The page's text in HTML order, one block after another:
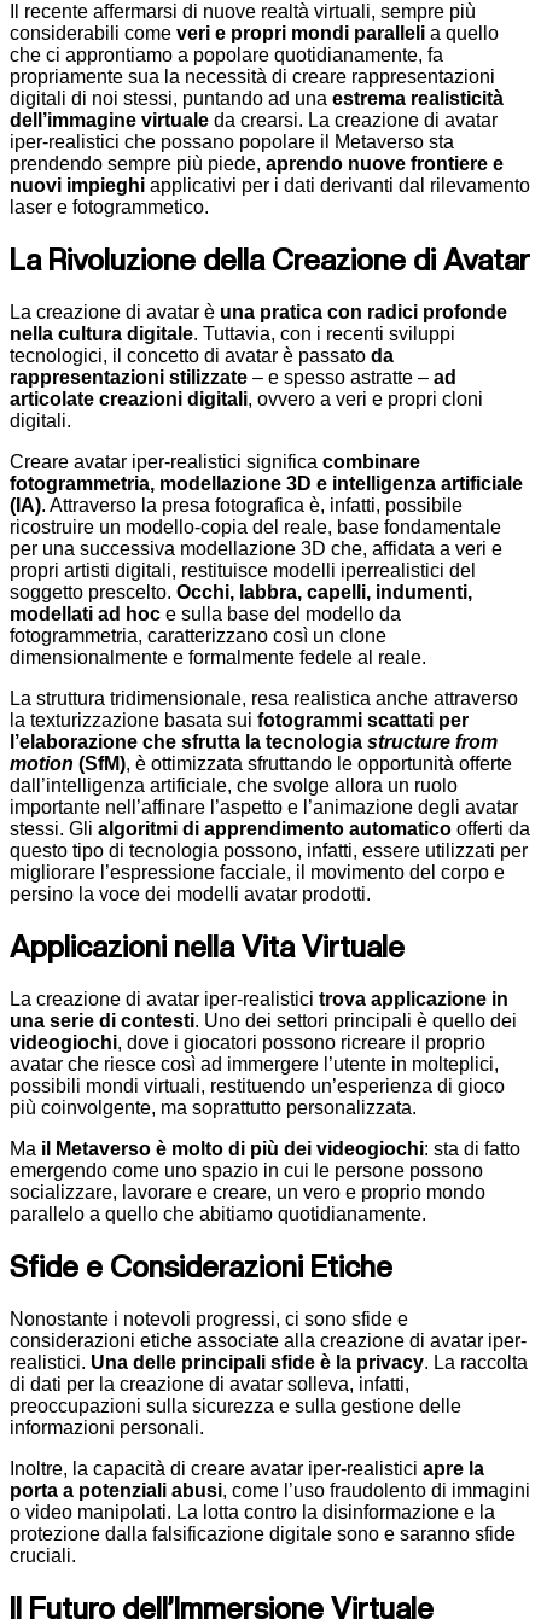
Il recente affermarsi di nuove realtà virtuali, sempre più
considerabili come veri e propri mondi paralleli a quello
che ci approntiamo a popolare quotidianamente, fa
propriamente sua la necessità di creare rappresentazioni
digitali di noi stessi, puntando ad una estrema realisticità
dell’immagine virtuale da crearsi. La creazione di avatar
iper-realistici che possano popolare il Metaverso sta
prendendo sempre più piede, aprendo nuove frontiere e
nuovi impieghi applicativi per i dati derivanti dal rilevamento
laser e fotogrammetico.
La Rivoluzione della Creazione di Avatar
La creazione di avatar è una pratica con radici profonde
nella cultura digitale. Tuttavia, con i recenti sviluppi
tecnologici, il concetto di avatar è passato da
rappresentazioni stilizzate – e spesso astratte – ad
articolate creazioni digitali, ovvero a veri e propri cloni
digitali.
Creare avatar iper-realistici significa combinare
fotogrammetria, modellazione 3D e intelligenza artificiale
(IA). Attraverso la presa fotografica è, infatti, possibile
ricostruire un modello-copia del reale, base fondamentale
per una successiva modellazione 3D che, affidata a veri e
propri artisti digitali, restituisce modelli iperrealistici del
soggetto prescelto. Occhi, labbra, capelli, indumenti,
modellati ad hoc e sulla base del modello da
fotogrammetria, caratterizzano così un clone
dimensionalmente e formalmente fedele al reale.
La struttura tridimensionale, resa realistica anche attraverso
la texturizzazione basata sui fotogrammi scattati per
l’elaborazione che sfrutta la tecnologia structure from
motion (SfM), è ottimizzata sfruttando le opportunità offerte
dall’intelligenza artificiale, che svolge allora un ruolo
importante nell’affinare l’aspetto e l’animazione degli avatar
stessi. Gli algoritmi di apprendimento automatico offerti da
questo tipo di tecnologia possono, infatti, essere utilizzati per
migliorare l’espressione facciale, il movimento del corpo e
persino la voce dei modelli avatar prodotti.
Applicazioni nella Vita Virtuale
La creazione di avatar iper-realistici trova applicazione in
una serie di contesti. Uno dei settori principali è quello dei
videogiochi, dove i giocatori possono ricreare il proprio
avatar che riesce così ad immergere l’utente in molteplici,
possibili mondi virtuali, restituendo un’esperienza di gioco
più coinvolgente, ma soprattutto personalizzata.
Ma il Metaverso è molto di più dei videogiochi: sta di fatto
emergendo come uno spazio in cui le persone possono
socializzare, lavorare e creare, un vero e proprio mondo
parallelo a quello che abitiamo quotidianamente.
Sfide e Considerazioni Etiche
Nonostante i notevoli progressi, ci sono sfide e
considerazioni etiche associate alla creazione di avatar iper-
realistici. Una delle principali sfide è la privacy. La raccolta
di dati per la creazione di avatar solleva, infatti,
preoccupazioni sulla sicurezza e sulla gestione delle
informazioni personali.
Inoltre, la capacità di creare avatar iper-realistici apre la
porta a potenziali abusi, come l’uso fraudolento di immagini
o video manipolati. La lotta contro la disinformazione e la
protezione dalla falsificazione digitale sono e saranno sfide
cruciali.
Il Futuro dell’Immersione Virtuale